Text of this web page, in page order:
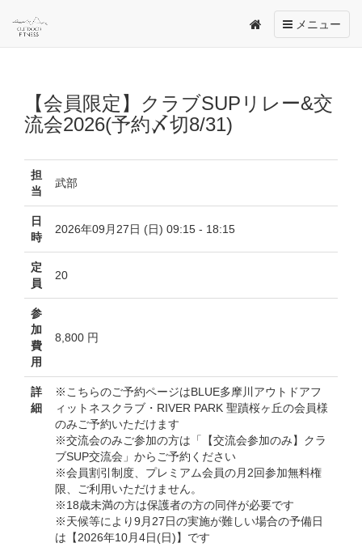
Toggle
navigation
メニュー
【会員限定】クラブSUPリレー&交
流会2026(予約〆切8/31)
担
当
武部
日
時
2026年09月27日 (日) 09:15 - 18:15
定
員
20
参
加
費
用
8,800 円
詳
細
※こちらのご予約ページはBLUE多摩川アウトドアフ
ィットネスクラブ・RIVER PARK 聖蹟桜ヶ丘の会員様
のみご予約いただけます
※交流会のみご参加の方は「【交流会参加のみ】クラ
ブSUP交流会」からご予約ください
※会員割引制度、プレミアム会員の月2回参加無料権
限、ご利用いただけません。
※18歳未満の方は保護者の方の同伴が必要です
※天候等により9月27日の実施が難しい場合の予備日
は【2026年10月4日(日)】です